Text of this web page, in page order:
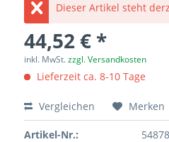
Dieser Artikel steht
44,52 € *
inkl. MwSt.zzgl. Versandkosten
Lieferzeit ca. 8-10 Tage
Vergleichen Merken
Artikel-Nr.: 54878